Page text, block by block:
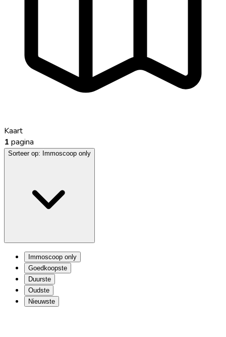
Kaart
1 pagina
Sorteer op: Immoscoop only
Immoscoop only
Goedkoopste
Duurste
Oudste
Nieuwste